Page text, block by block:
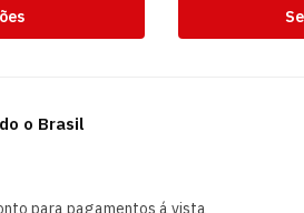
o Brasil
para pagamentos á vista